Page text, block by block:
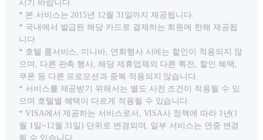
시기 바랍니다.
* 본 서비스는 2015년 12월 31일까지 제공됩니다.
* 국내에서 발급된 해당 카드로 결제하는 회원에 한해 제공됩
니다.
* 호텔 룸서비스, 미니바, 연회행사 시에는 할인이 적용되지 않
으며, 다른 판촉 행사, 해당 제휴업체의 다른 특전, 할인 혜택,
쿠폰 등 다른 프로모션과 중복 적용되지 않습니다.
* 서비스를 제공받기 위해서는 별도 사전 조건이 적용될 수 있
으며 호텔별 혜택이 다르게 적용될 수 있습니다.
* VISA에서 제공하는 서비스로서, VISA사 정책에 따라 1년(1
월 1일~12월 31일) 단위로 변경되며, 일부 서비스는 연중 변경
될 수 있습니다.